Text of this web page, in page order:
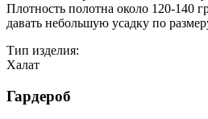
Плотность полотна около 120-140
давать небольшую усадку по
Тип изделия:
Халат
Гардероб